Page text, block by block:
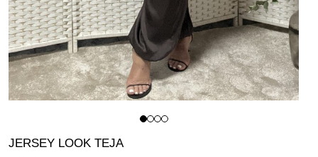
JERSEY LOOK TEJA